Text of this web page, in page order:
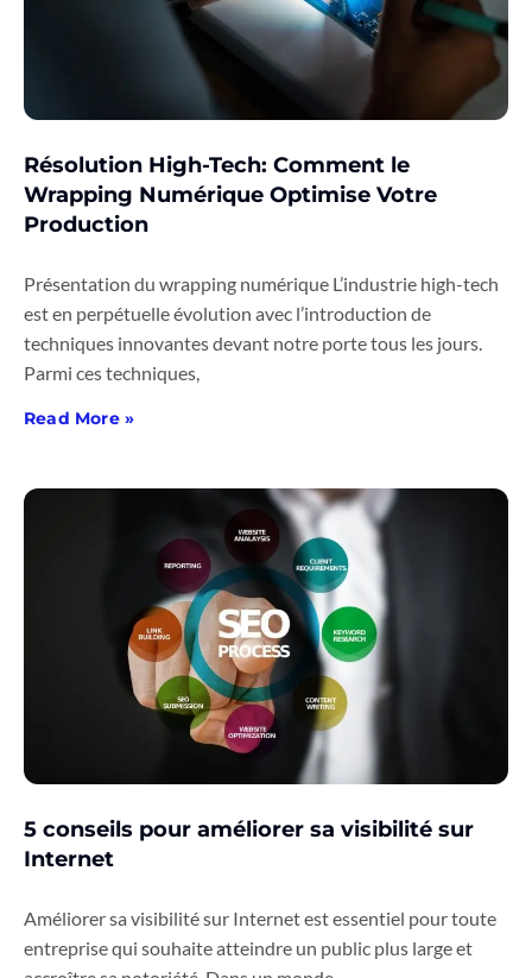
Résolution High-Tech: Comment le
Wrapping Numérique Optimise Votre
Production
Présentation du wrapping numérique L’industrie high-tech
est en perpétuelle évolution avec l’introduction de
techniques innovantes devant notre porte tous les jours.
Parmi ces techniques,
Read More »
5 conseils pour améliorer sa visibilité sur
Internet
Améliorer sa visibilité sur Internet est essentiel pour toute
entreprise qui souhaite atteindre un public plus large et